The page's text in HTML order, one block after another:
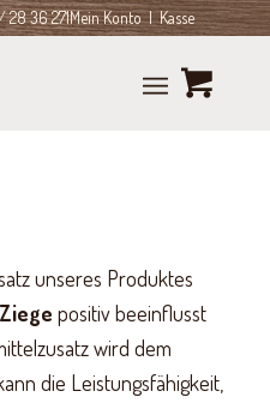
36 271Mein Konto|Kasse
unseres Produktes
positiv beeinflusst
wird dem
die Leistungsfähigkeit,